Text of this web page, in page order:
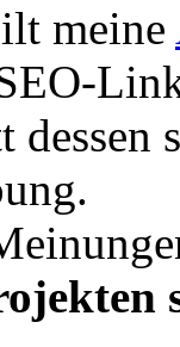
meine
dessen